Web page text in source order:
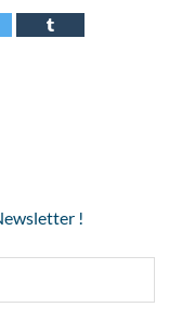
!